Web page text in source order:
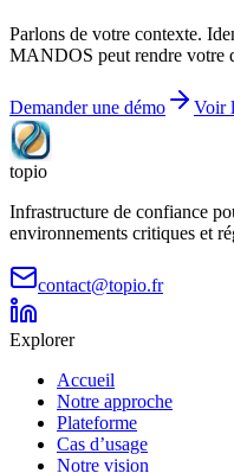
Parlons de votre contexte.
MANDOS peut rendre votre
Demander une démo Voir
topio
Infrastructure de confiance
environnements critiques et
contact@topio.fr
Explorer
Accueil
Notre approche
Plateforme
Cas d’usage
Notre vision